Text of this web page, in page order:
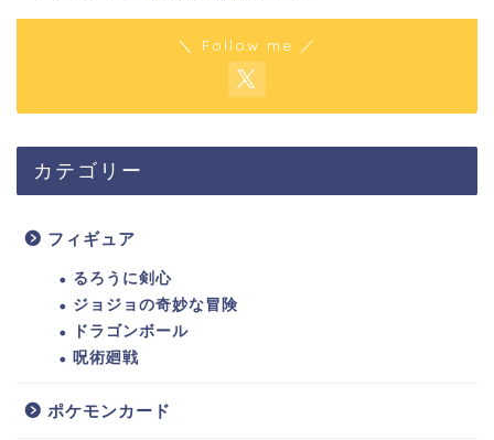
＼ Follow me ／
カテゴリー
フィギュア
るろうに剣心
ジョジョの奇妙な冒険
ドラゴンボール
呪術廻戦
ポケモンカード